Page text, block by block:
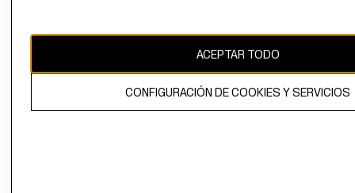
El contenido de esta página web está protegido por copyright y es
propiedad de H&M Hennes & Mauritz AB.ACEPTAR TODO
CONFIGURACIÓN DE COOKIES Y SERVICIOS